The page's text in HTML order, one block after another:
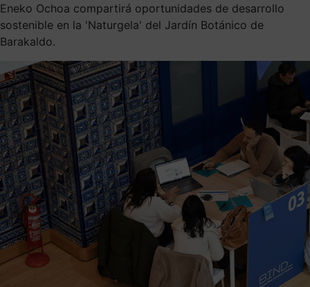
Eneko Ochoa compartirá oportunidades de desarrollo
sostenible en la 'Naturgela' del Jardín Botánico de
Barakaldo.